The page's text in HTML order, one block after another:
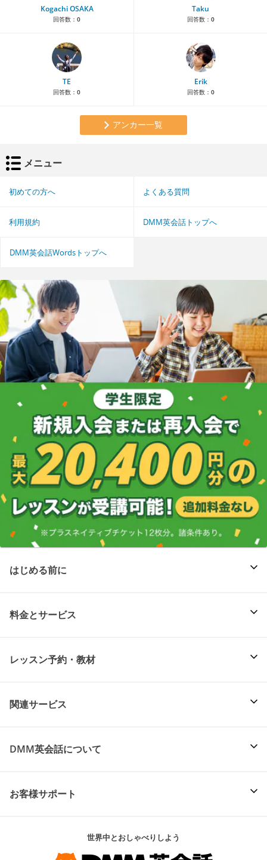
Kogachi OSAKA
回答数： 0
Taku
回答数： 0
TE
回答数： 0
Erik
回答数： 0
アンカー一覧
メニュー
初めての方へ よくある質問
利用規約 DMM英会話トップへ
DMM英会話Wordsトップへ
はじめる前に
料金とサービス
レッスン予約・教材
関連サービス
DMM英会話について
お客様サポート
世界中とおしゃべりしよう